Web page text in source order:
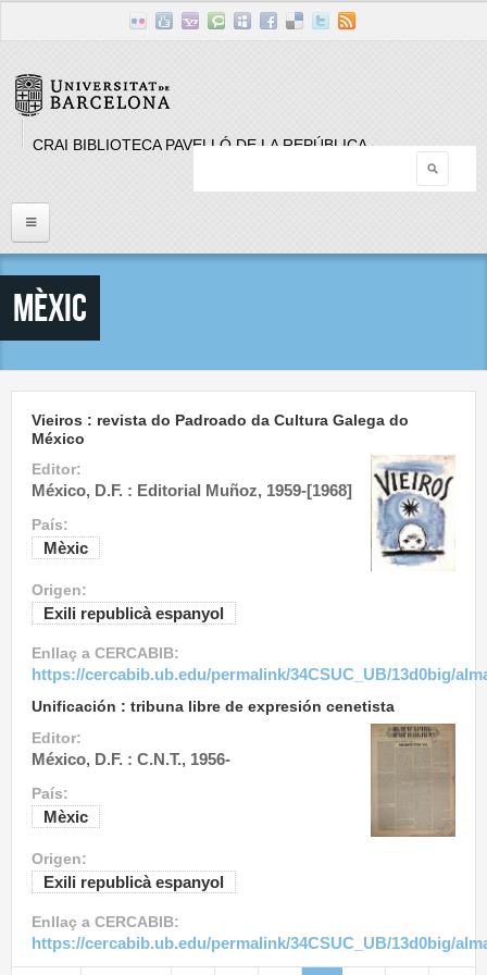
CRAI BIBLIOTECA PAVELLÓ DE LA REPÚBLICA
Inici
Llistat Publicacions periòdiques
Mèxic
Vieiros : revista do Padroado da Cultura Galega do
México
Editor:
México, D.F. : Editorial Muñoz, 1959-[1968]
País:
Mèxic
Origen:
Exili republicà espanyol
Enllaç a CERCABIB:
https://cercabib.ub.edu/permalink/34CSUC_UB/13d0big/
Unificación : tribuna libre de expresión cenetista
Editor:
México, D.F. : C.N.T., 1956-
País:
Mèxic
Origen:
Exili republicà espanyol
Enllaç a CERCABIB:
https://cercabib.ub.edu/permalink/34CSUC_UB/13d0big/